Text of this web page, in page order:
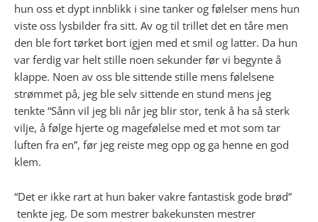
hun oss et dypt innblikk i sine tanker og følelser mens hun
viste oss lysbilder fra sitt. Av og til trillet det en tåre men
den ble fort tørket bort igjen med et smil og latter. Da hun
var ferdig var helt stille noen sekunder før vi begynte å
klappe. Noen av oss ble sittende stille mens følelsene
strømmet på, jeg ble selv sittende en stund mens jeg
tenkte “Sånn vil jeg bli når jeg blir stor, tenk å ha så sterk
vilje, å følge hjerte og magefølelse med et mot som tar
luften fra en”, før jeg reiste meg opp og ga henne en god
klem.
“Det er ikke rart at hun baker vakre fantastisk gode brød”
tenkte jeg. De som mestrer bakekunsten mestrer